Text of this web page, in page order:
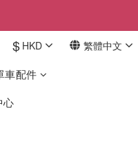
$ HKD 繁體中文
車配件
心